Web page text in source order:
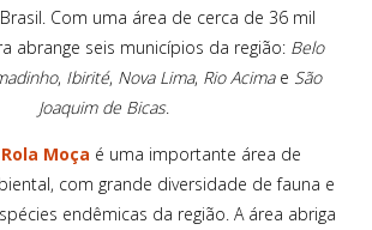
Com uma área de cerca de 36 mil
abrange seis municípios da região: Belo
, Ibirité, Nova Lima, Rio Acimae São
Joaquim de Bicas.
Moça é uma importante área de
com grande diversidade de fauna e
endêmicas da região. A área abriga